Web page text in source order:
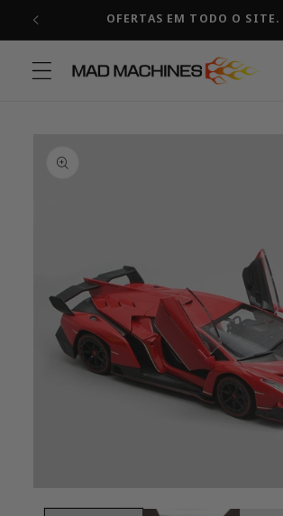
para o
conteúdo
OFERTAS EM TODO O SITE.
informações
mídia